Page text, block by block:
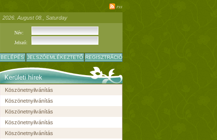
rss
2026. August 08., Saturday
Név:
Jelszó:
BELÉPÉS JELSZÓEMLÉKEZTETŐ REGISZTRÁCIÓ
Kerületi hírek
Köszönetnyilvánítás
Köszönetnyilvánítás
Köszönetnyilvánítás
Köszönetnyilvánítás
Köszönetnyilvánítás